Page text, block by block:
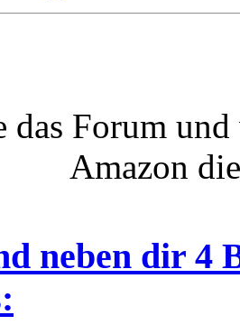
das Forum
Amazon
neben dir 4